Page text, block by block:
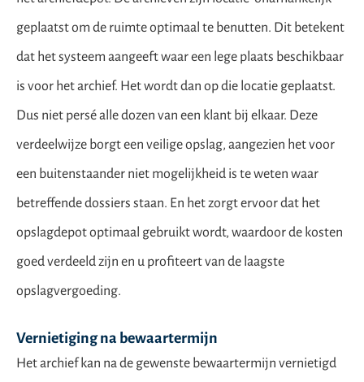
geplaatst om de ruimte optimaal te benutten. Dit betekent
dat het systeem aangeeft waar een lege plaats beschikbaar
is voor het archief. Het wordt dan op die locatie geplaatst.
Dus niet persé alle dozen van een klant bij elkaar. Deze
verdeelwijze borgt een veilige opslag, aangezien het voor
een buitenstaander niet mogelijkheid is te weten waar
betreffende dossiers staan. En het zorgt ervoor dat het
opslagdepot optimaal gebruikt wordt, waardoor de kosten
goed verdeeld zijn en u profiteert van de laagste
opslagvergoeding.
Vernietiging na bewaartermijn
Het archief kan na de gewenste bewaartermijn vernietigd